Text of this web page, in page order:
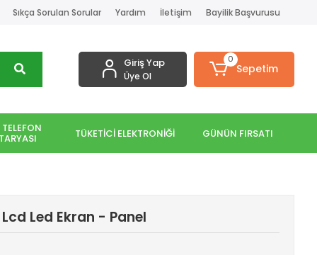
Sıkça Sorulan Sorular Yardım İletişim Bayilik Başvurusu
Giriş Yap
Üye Ol
0
Sepetim
TÜKETİCİ ELEKTRONİĞİ GÜNÜN FIRSATI
Led Ekran - Panel